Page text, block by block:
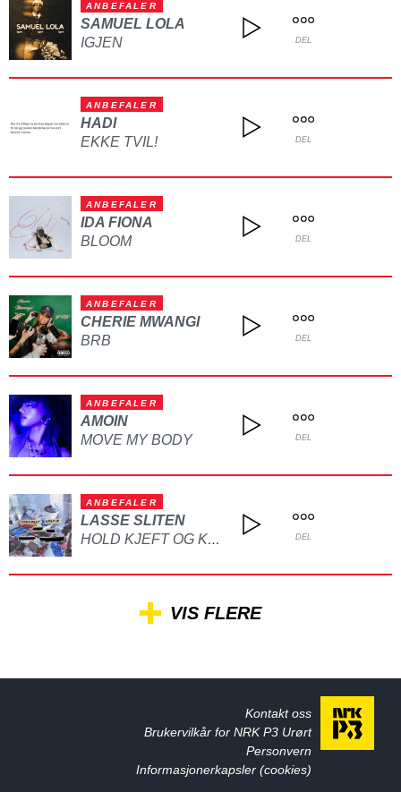
ANBEFALER
SAMUEL LOLA
IGJEN
DEL
ANBEFALER
HADI
EKKE TVIL!
DEL
ANBEFALER
IDA FIONA
BLOOM
DEL
ANBEFALER
CHERIE MWANGI
BRB
DEL
ANBEFALER
AMOIN
MOVE MY BODY
DEL
ANBEFALER
LASSE SLITEN
HOLD KJEFT OG KYSS MEG DEL
VIS FLERE
Kontakt oss
Brukervilkår for NRK P3 Urørt
Personvern
Informasjonerkapsler (cookies)